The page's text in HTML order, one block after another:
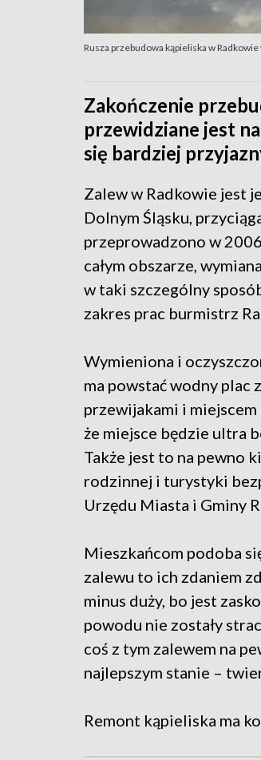
Rusza przebudowa kąpieliska w
Zakończenie
przewidziane jest
się bardziej
Zalew w Radkowie jest
Dolnym Śląsku,
przeprowadzono w
całym obszarze,
w taki szczególny
zakres prac burmistrz
Wymieniona i
ma powstać wodny plac
przewijakami i
że miejsce będzie ultra
Także jest to na pewno
rodzinnej i turystyki
Urzędu Miasta i Gminy
Mieszkańcom podoba
zalewu to ich zdaniem
minus duży, bo jest
powodu nie zostały
coś z tym zalewem na
najlepszym stanie –
Remont kąpieliska ma